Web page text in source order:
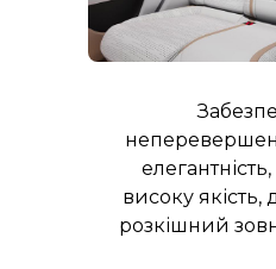
високу якість,
розкішний